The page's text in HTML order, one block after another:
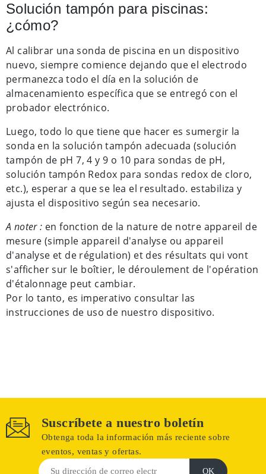
Solución tampón para piscinas:
¿cómo?
Al calibrar una sonda de piscina en un dispositivo
nuevo, siempre comience dejando que el electrodo
permanezca todo el día en la solución de
almacenamiento específica que se entregó con el
probador electrónico.
Luego, todo lo que tiene que hacer es sumergir la
sonda en la solución tampón adecuada (solución
tampón de pH 7, 4 y 9 o 10 para sondas de pH,
solución tampón Redox para sondas redox de cloro,
etc.), esperar a que se lea el resultado. estabiliza y
ajusta el dispositivo según sea necesario.
A noter : en fonction de la nature de notre appareil de
mesure (simple appareil d'analyse ou appareil
d'analyse et de régulation) et des résultats qui vont
s'afficher sur le boîtier, le déroulement de l'opération
d'étalonnage peut cambiar.
Por lo tanto, es imperativo consultar las
instrucciones de uso de nuestro dispositivo.
Suscríbete a nuestro boletín
Obtenga toda la información más reciente sobre
eventos, ventas y ofertas.